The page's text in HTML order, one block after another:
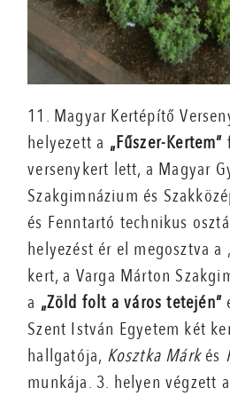
11. Magyar Kertépítő
helyezett a „Fűszer-Kertem”
versenykert lett, a Magyar
Szakgimnázium és
és Fenntartó technikus
helyezést ér el megosztva a
kert, a Varga Márton
a „Zöld folt a város tetején”
Szent István Egyetem két
hallgatója, Kosztka Márkés
munkája. 3. helyen végzett a